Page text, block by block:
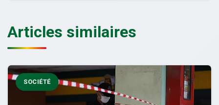
Articles similaires
SOCIÉTÉ